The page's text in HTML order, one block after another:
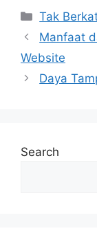
Tak
Manfaat
Website
Daya
Search